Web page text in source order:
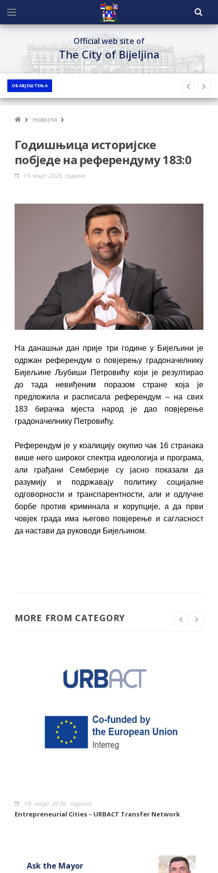
Official web site of
The City of Bijeljina
ОБАВЈЕШТЕЊА
Новости
Годишњица историјске
побједе на референдуму 183:0
19. март 2026. године
На данашњи дан прије три године у Бијељини је
одржан референдум о повјерењу градоначелнику
Бијељине Љубиши Петровићу који је резултирао
до тада невиђеним поразом стране која је
предложила и расписала референдум – на свих
183 бирачка мјеста народ је дао повјерење
градоначелнику Петровићу.
Референдум је у коалицију окупио чак 16 странака
више него широког спектра идеологија и програма,
али грађани Семберије су јасно показали да
разумију и подржавају политику социјалне
одговорности и транспарентности, али и одлучне
борбе против криминала и корупције, а да први
човјек града има његово повјерење и сагласност
да настави да руководи Бијељином.
MORE FROM CATEGORY
19. март 2026. године
​Entrepreneurial Cities – URBACT Transfer Network
Ask the Mayor